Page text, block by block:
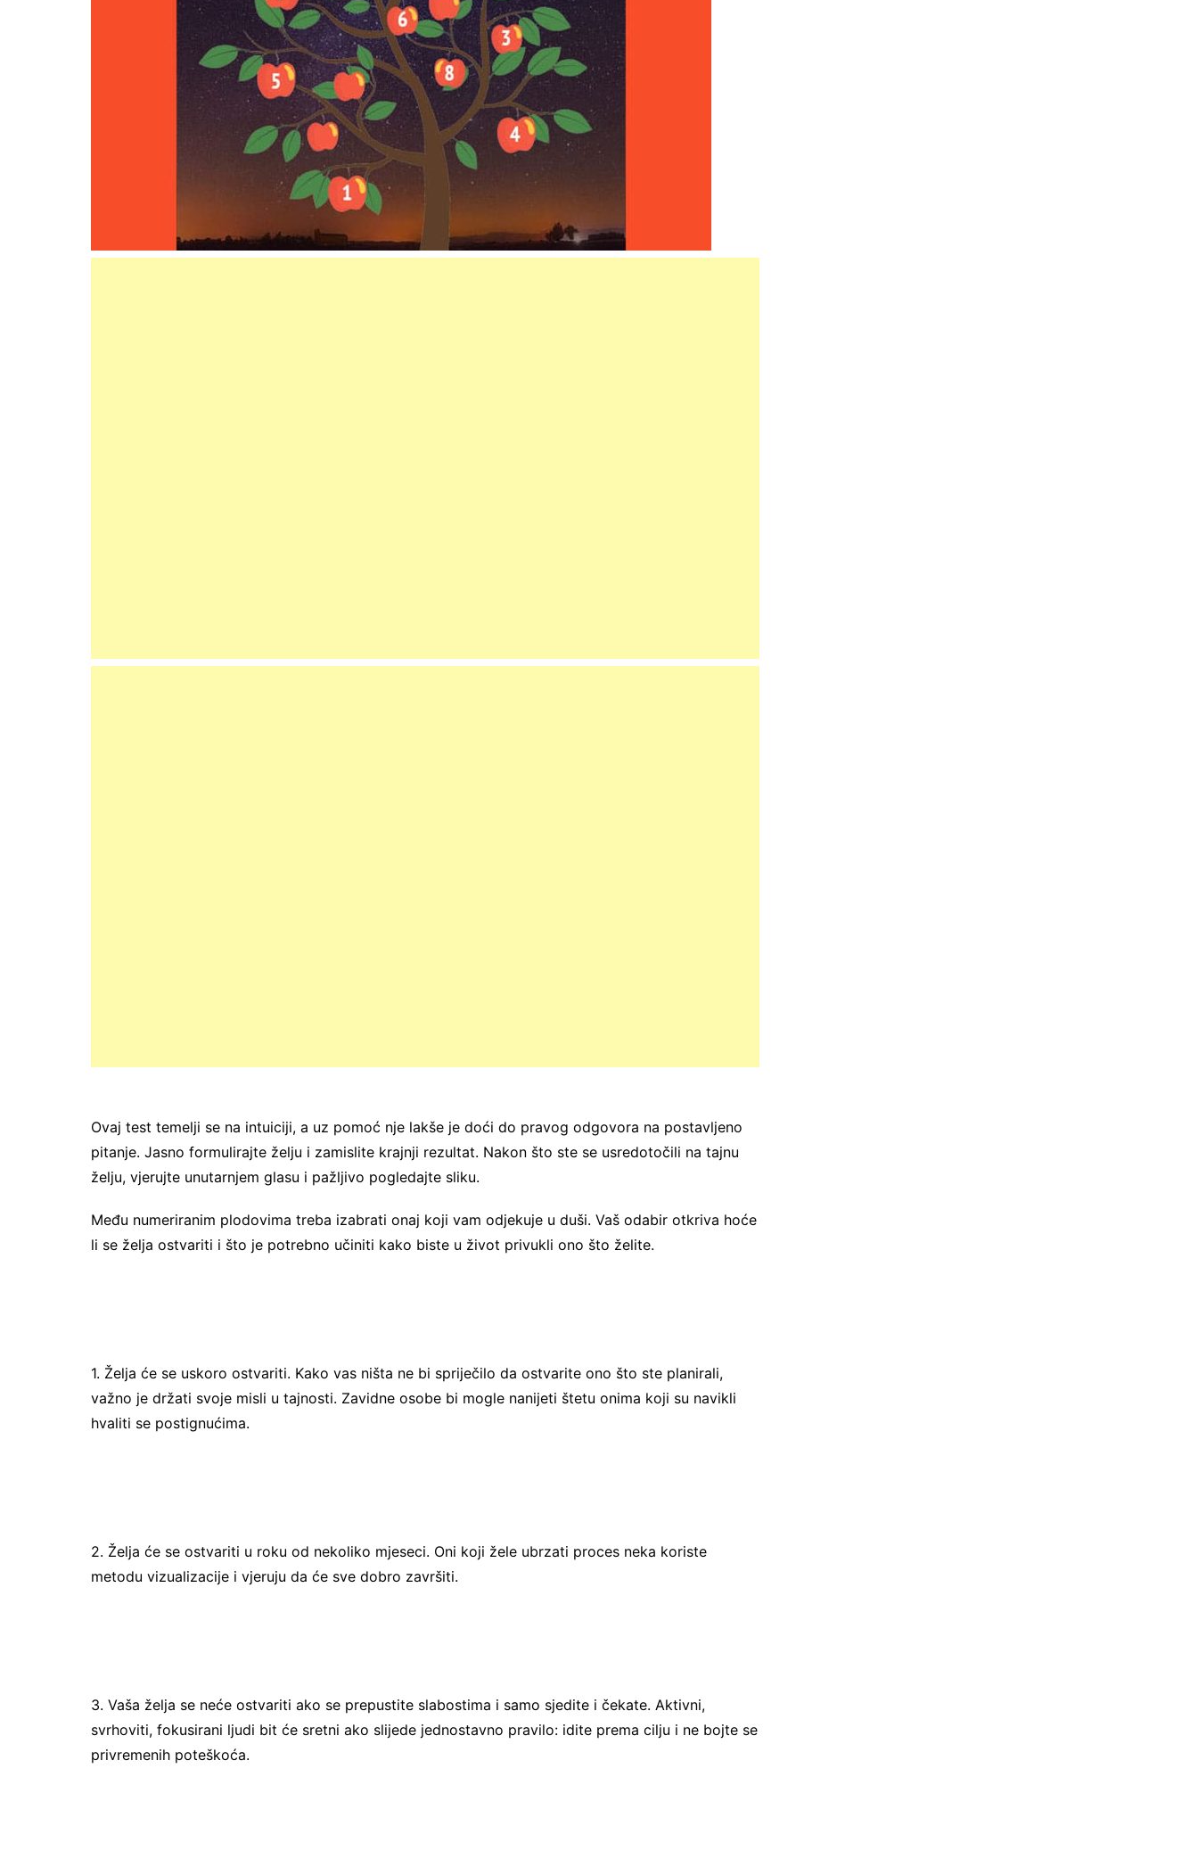
Ovaj test temelji se na intuiciji, a uz pomoć nje lakše je doći do pravog odgovora na postavljeno
pitanje. Jasno formulirajte želju i zamislite krajnji rezultat. Nakon što ste se usredotočili na tajnu
želju, vjerujte unutarnjem glasu i pažljivo pogledajte sliku.
Među numeriranim plodovima treba izabrati onaj koji vam odjekuje u duši. Vaš odabir otkriva hoće
li se želja ostvariti i što je potrebno učiniti kako biste u život privukli ono što želite.
1. Želja će se uskoro ostvariti. Kako vas ništa ne bi spriječilo da ostvarite ono što ste planirali,
važno je držati svoje misli u tajnosti. Zavidne osobe bi mogle nanijeti štetu onima koji su navikli
hvaliti se postignućima.
2. Želja će se ostvariti u roku od nekoliko mjeseci. Oni koji žele ubrzati proces neka koriste
metodu vizualizacije i vjeruju da će sve dobro završiti.
3. Vaša želja se neće ostvariti ako se prepustite slabostima i samo sjedite i čekate. Aktivni,
svrhoviti, fokusirani ljudi bit će sretni ako slijede jednostavno pravilo: idite prema cilju i ne bojte se
privremenih poteškoća.